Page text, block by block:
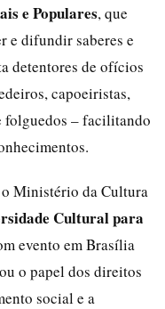
e Populares, que
e difundir saberes e
detentores de ofícios
capoeiristas,
folguedos – facilitando
Ministério da Cultura
Cultural para
evento em Brasília
o papel dos direitos
social e a